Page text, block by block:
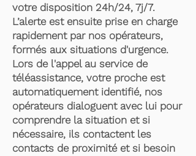
votre disposition 24h/24, 7j/7.
L’alerte est ensuite prise en charge
rapidement par nos opérateurs,
formés aux situations d'urgence.
Lors de l'appel au service de
téléassistance, votre proche est
automatiquement identifié, nos
opérateurs dialoguent avec lui pour
comprendre la situation et si
nécessaire, ils contactent les
contacts de proximité et si besoin